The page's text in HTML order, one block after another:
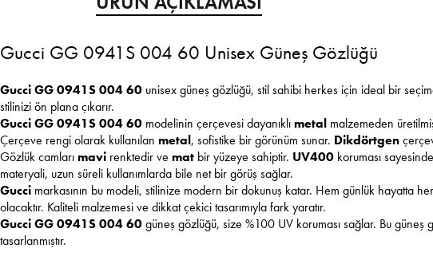
Gucci GG 0941S 004 60 Unisex Güneş Gözlüğü
Gucci GG 0941S 004 60 unisex güneş gözlüğü, stil sahibi herkes için ideal bir
stilinizi ön plana çıkarır.
Gucci GG 0941S 004 60 modelinin çerçevesi dayanıklımetal malzemeden
Çerçeve rengi olarak kullanılan metal, sofistike bir görünüm sunar. Dikdörtgen
Gözlük camlarımavi renktedir ve mat bir yüzeye sahiptir. UV400 koruması
materyali, uzun süreli kullanımlarda bile net bir görüş sağlar.
Gucci markasının bu modeli, stilinize modern bir dokunuş katar. Hem günlük hayatta
olacaktır. Kaliteli malzemesi ve dikkat çekici tasarımıyla fark yaratır.
Gucci GG 0941S 004 60güneş gözlüğü, size %100 UV koruması sağlar. Bu güneş
tasarlanmıştır.